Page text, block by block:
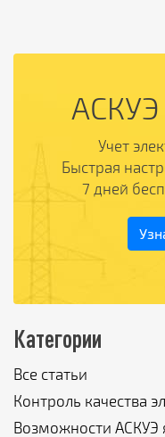
АСКУЭ
Учет
Быстрая
7 дней
Категории
Все статьи
Контроль качества
Возможности АСКУЭ